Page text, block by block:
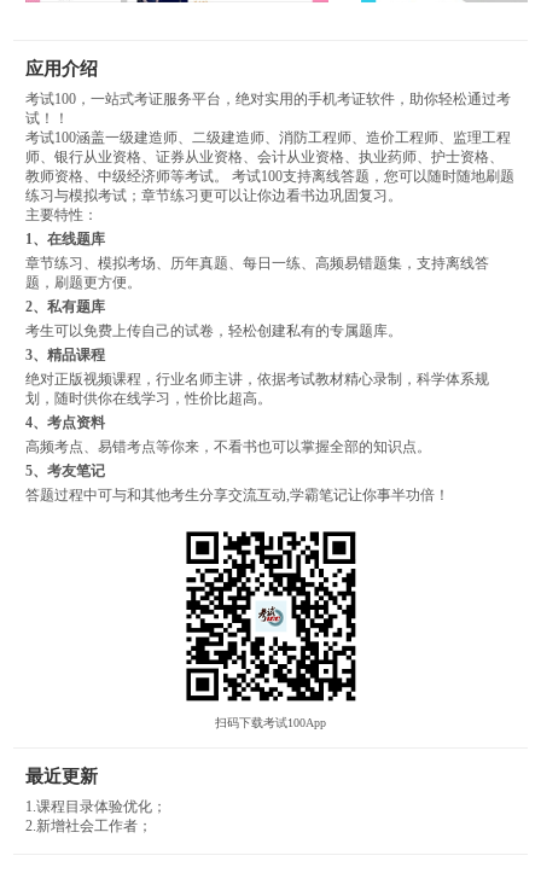
应用介绍
考试100，一站式考证服务平台，绝对实用的手机考证软件，助你轻松通过考
试！！
考试100涵盖一级建造师、二级建造师、消防工程师、造价工程师、监理工程
师、银行从业资格、证券从业资格、会计从业资格、执业药师、护士资格、
教师资格、中级经济师等考试。 考试100支持离线答题，您可以随时随地刷题
练习与模拟考试；章节练习更可以让你边看书边巩固复习。
主要特性：
1、在线题库
章节练习、模拟考场、历年真题、每日一练、高频易错题集，支持离线答
题，刷题更方便。
2、私有题库
考生可以免费上传自己的试卷，轻松创建私有的专属题库。
3、精品课程
绝对正版视频课程，行业名师主讲，依据考试教材精心录制，科学体系规
划，随时供你在线学习，性价比超高。
4、考点资料
高频考点、易错考点等你来，不看书也可以掌握全部的知识点。
5、考友笔记
答题过程中可与和其他考生分享交流互动,学霸笔记让你事半功倍！
扫码下载考试100App
最近更新
1.课程目录体验优化；
2.新增社会工作者；